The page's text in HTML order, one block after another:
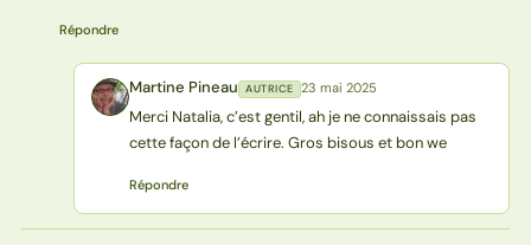
Répondre
MP Martine Pineau AUTRICE 23 mai 2025
Merci Natalia, c’est gentil, ah je ne connaissais pas
cette façon de l’écrire. Gros bisous et bon we
Répondre